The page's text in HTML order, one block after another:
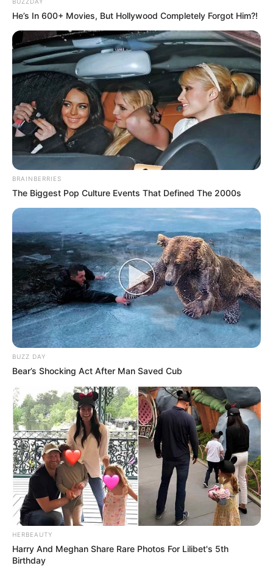
He’s In 600+ Movies, But Hollywood Completely Forgot Him?!
BRAINBERRIES
The Biggest Pop Culture Events That Defined The 2000s
BUZZ DAY
Bear’s Shocking Act After Man Saved Cub
HERBEAUTY
Harry And Meghan Share Rare Photos For Lilibet's 5th
Birthday